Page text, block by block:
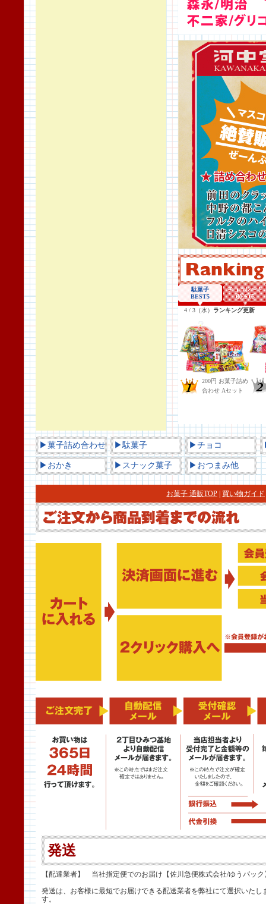
▶菓子詰め合わせ ▶駄菓子 ▶チョコ
▶おかき ▶スナック菓子 ▶おつまみ他
お菓子 通販TOP 買い物ガイド
発送
【配達業者】 当社指定便でのお届け【佐川急便株式会社/ゆうパック
発送は、お客様に最短でお届けできる配送業者を弊社にて選択いたし
す。